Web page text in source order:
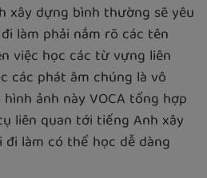
xây dựng bình thường sẽ yêu
làm phải nắm rõ các tên
việc học các từ vựng liên
các phát âm chúng là vô
ảnh này VOCA tổng hợp
liên quan tới tiếng Anh xây
làm có thể học dễ dàng